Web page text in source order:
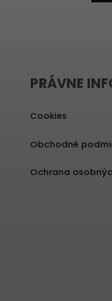
PRÁVNE
Cookies
Obchodné
Ochrana